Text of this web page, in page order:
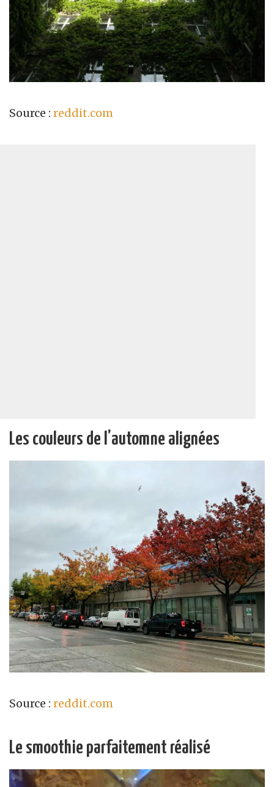
Source : reddit.com
Les couleurs de l’automne alignées
Source : reddit.com
Le smoothie parfaitement réalisé